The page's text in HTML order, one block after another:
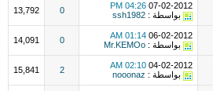
07-02-2012
04:26 PM
بواسطة : ssh1982
0
13,792
06-02-2012
01:14 AM
بواسطة : Mr.KEMOo
0
14,091
04-02-2012
02:10 AM
بواسطة : nooonaz
2
15,841